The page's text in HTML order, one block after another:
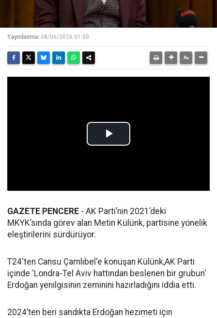
Yayınlanma: 08/06/2026 01:00
GAZETE PENCERE - AK Parti’nin 2021’deki
MKYK’sında görev alan Metin Külünk, partisine yönelik
eleştirilerini sürdürüyor.
T24'ten Cansu Çamlıbel'e konuşan Külünk,AK Parti
içinde 'Londra-Tel Aviv hattından beslenen bir grubun'
Erdoğan yenilgisinin zeminini hazırladığını iddia etti.
2024’ten beri sandıkta Erdoğan hezimeti için